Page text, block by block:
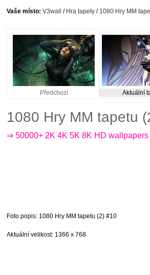
Vaše místo: V3wall / Hra tapety / 1080 Hry MM
Předchozí Aktuální
1080 Hry MM tapetu
⇒ 50000+ 2K 4K 5K 8K HD wallpapers
Foto popis: 1080 Hry MM tapetu (2) #10
Aktuální velikost: 1366 x 768